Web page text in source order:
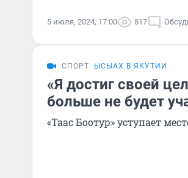
5 июля, 2024, 17:00 817
СПОРТ ЫСЫАХ В ЯКУТИИ
«Я достиг своей
больше не будет
«Таас Боотур» уступает